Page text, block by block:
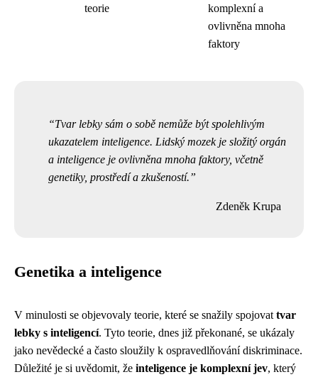
teorie
komplexní a
ovlivněna mnoha
faktory
Tvar lebky sám o sobě nemůže být spolehlivým
ukazatelem inteligence. Lidský mozek je složitý orgán
a inteligence je ovlivněna mnoha faktory, včetně
genetiky, prostředí a zkušeností.
Zdeněk Krupa
Genetika a inteligence
V minulosti se objevovaly teorie, které se snažily spojovat tvar
lebky s inteligencí. Tyto teorie, dnes již překonané, se ukázaly
jako nevědecké a často sloužily k ospravedlňování diskriminace.
Důležité je si uvědomit, že inteligence je komplexní jev, který